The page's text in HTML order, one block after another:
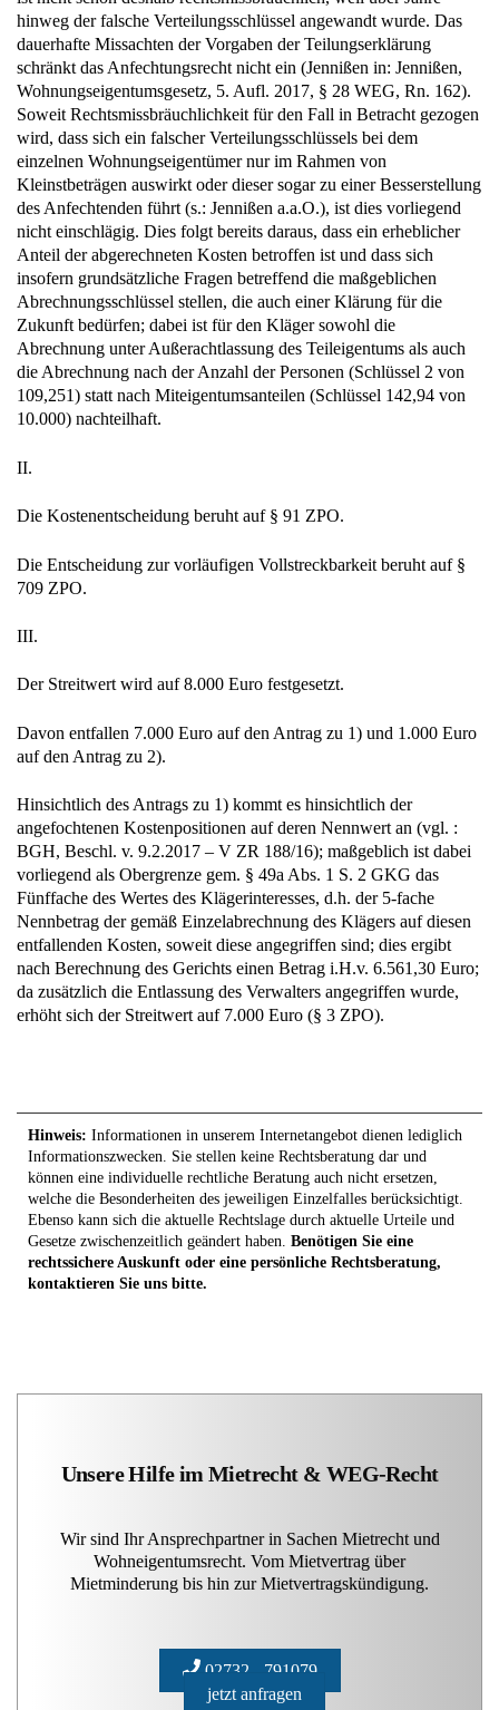
hinweg der falsche Verteilungsschlüssel angewandt wurde. Das
dauerhafte Missachten der Vorgaben der Teilungserklärung
schränkt das Anfechtungsrecht nicht ein (Jennißen in: Jennißen,
Wohnungseigentumsgesetz, 5. Aufl. 2017, § 28 WEG, Rn. 162).
Soweit Rechtsmissbräuchlichkeit für den Fall in Betracht gezogen
wird, dass sich ein falscher Verteilungsschlüssels bei dem
einzelnen Wohnungseigentümer nur im Rahmen von
Kleinstbeträgen auswirkt oder dieser sogar zu einer Besserstellung
des Anfechtenden führt (s.: Jennißen a.a.O.), ist dies vorliegend
nicht einschlägig. Dies folgt bereits daraus, dass ein erheblicher
Anteil der abgerechneten Kosten betroffen ist und dass sich
insofern grundsätzliche Fragen betreffend die maßgeblichen
Abrechnungsschlüssel stellen, die auch einer Klärung für die
Zukunft bedürfen; dabei ist für den Kläger sowohl die
Abrechnung unter Außerachtlassung des Teileigentums als auch
die Abrechnung nach der Anzahl der Personen (Schlüssel 2 von
109,251) statt nach Miteigentumsanteilen (Schlüssel 142,94 von
10.000) nachteilhaft.
II.
Die Kostenentscheidung beruht auf § 91 ZPO.
Die Entscheidung zur vorläufigen Vollstreckbarkeit beruht auf §
709 ZPO.
III.
Der Streitwert wird auf 8.000 Euro festgesetzt.
Davon entfallen 7.000 Euro auf den Antrag zu 1) und 1.000 Euro
auf den Antrag zu 2).
Hinsichtlich des Antrags zu 1) kommt es hinsichtlich der
angefochtenen Kostenpositionen auf deren Nennwert an (vgl. :
BGH, Beschl. v. 9.2.2017 – V ZR 188/16); maßgeblich ist dabei
vorliegend als Obergrenze gem. § 49a Abs. 1 S. 2 GKG das
Fünffache des Wertes des Klägerinteresses, d.h. der 5-fache
Nennbetrag der gemäß Einzelabrechnung des Klägers auf diesen
entfallenden Kosten, soweit diese angegriffen sind; dies ergibt
nach Berechnung des Gerichts einen Betrag i.H.v. 6.561,30 Euro;
da zusätzlich die Entlassung des Verwalters angegriffen wurde,
erhöht sich der Streitwert auf 7.000 Euro (§ 3 ZPO).
Hinweis: Informationen in unserem Internetangebot dienen lediglich
Informationszwecken. Sie stellen keine Rechtsberatung dar und
können eine individuelle rechtliche Beratung auch nicht ersetzen,
welche die Besonderheiten des jeweiligen Einzelfalles berücksichtigt.
Ebenso kann sich die aktuelle Rechtslage durch aktuelle Urteile und
Gesetze zwischenzeitlich geändert haben. Benötigen Sie eine
rechtssichere Auskunft oder eine persönliche Rechtsberatung,
kontaktieren Sie uns bitte.
Unsere Hilfe im Mietrecht & WEG-Recht
Wir sind Ihr Ansprechpartner in Sachen Mietrecht und
Wohneigentumsrecht. Vom Mietvertrag über
Mietminderung bis hin zur Mietvertragskündigung.
02732 - 791079
jetzt anfragen